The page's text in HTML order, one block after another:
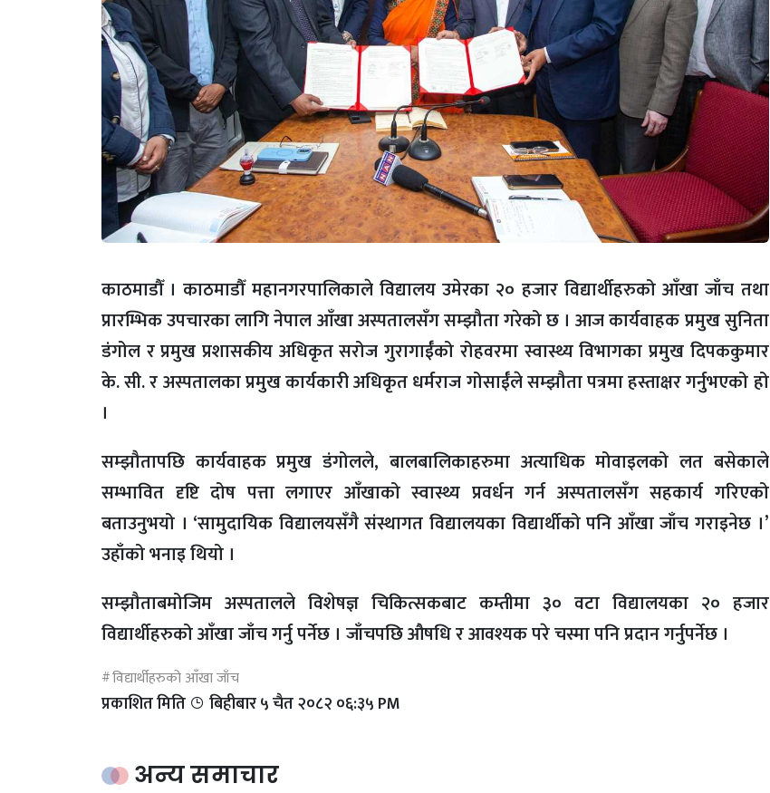
काठमाडौँ । काठमाडौँ महानगरपालिकाले विद्यालय उमेरका २० हजार विद्यार्थीहरुको आँखा जाँच तथा
प्रारम्भिक उपचारका लागि नेपाल आँखा अस्पतालसँग सम्झौता गरेको छ । आज कार्यवाहक प्रमुख सुनिता
डंगोल र प्रमुख प्रशासकीय अधिकृत सरोज गुरागाईँको रोहवरमा स्वास्थ्य विभागका प्रमुख दिपककुमार
के. सी. र अस्पतालका प्रमुख कार्यकारी अधिकृत धर्मराज गोसाईँले सम्झौता पत्रमा हस्ताक्षर गर्नुभएको हो
।
सम्झौतापछि कार्यवाहक प्रमुख डंगोलले, बालबालिकाहरुमा अत्याधिक मोवाइलको लत बसेकाले
सम्भावित दृष्टि दोष पत्ता लगाएर आँखाको स्वास्थ्य प्रवर्धन गर्न अस्पतालसँग सहकार्य गरिएको
बताउनुभयो । ‘सामुदायिक विद्यालयसँगै संस्थागत विद्यालयका विद्यार्थीको पनि आँखा जाँच गराइनेछ ।’
उहाँको भनाइ थियो ।
सम्झौताबमोजिम अस्पतालले विशेषज्ञ चिकित्सकबाट कम्तीमा ३० वटा विद्यालयका २० हजार
विद्यार्थीहरुको आँखा जाँच गर्नु पर्नेछ । जाँचपछि औषधि र आवश्यक परे चस्मा पनि प्रदान गर्नुपर्नेछ ।
विद्यार्थीहरुको आँखा जाँच
प्रकाशित मिति बिहीबार ५ चैत २०८२ ०६:३५ PM
अन्य समाचार